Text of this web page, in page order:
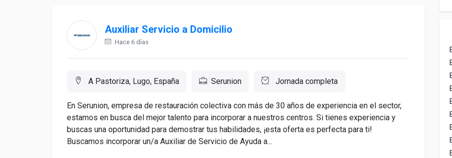
Auxiliar Servicio a Domicilio
Hace 6 días
A Pastoriza, Lugo, España Serunion Jornada completa
En Serunion, empresa de restauración colectiva con más de 30 años de experiencia en el sector,
estamos en busca del mejor talento para incorporar a nuestros centros. Si tienes experiencia y
buscas una oportunidad para demostrar tus habilidades, ¡esta oferta es perfecta para ti!
Buscamos incorporar un/a Auxiliar de Servicio de Ayuda a...